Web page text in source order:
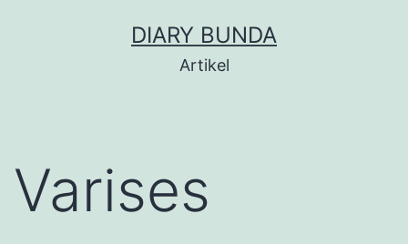
DIARY BUNDA
Artikel
Varises